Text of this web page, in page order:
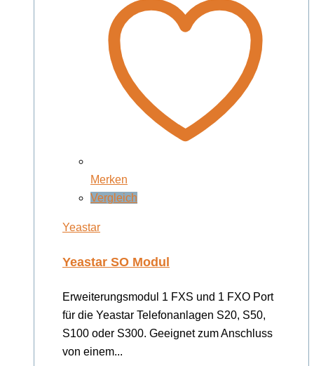
Merken
Vergleich
Yeastar
Yeastar SO Modul
Erweiterungsmodul 1 FXS und 1 FXO Port
für die Yeastar Telefonanlagen S20, S50,
S100 oder S300. Geeignet zum Anschluss
von einem...